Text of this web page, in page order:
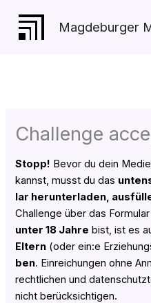
Inhalt
springen
Magdeburger
Challenge
Stopp! Bevor du dein
kannst, musst du das
lar her­un­ter­la­den,
Chall­enge über das For­mu­lar
unter 18 Jah­re bist, ist es
Eltern (oder ein:e
ben. Ein­rei­chun­gen ohne
recht­li­chen und
nicht berücksichtigen.